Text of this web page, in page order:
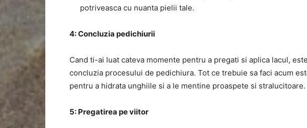
potriveasca cu nuanta pielii tale.
4: Concluzia pedichiurii
Cand ti-ai luat cateva momente pentru a pregati si aplica lacul,
concluzia procesului de pedichiura. Tot ce trebuie sa faci acum
pentru a hidrata unghiile si a le mentine proaspete si stralucitoare.
5: Pregatirea pe viitor